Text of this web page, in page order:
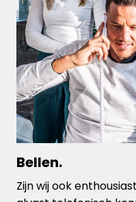
Bellen.
Zijn wij ook